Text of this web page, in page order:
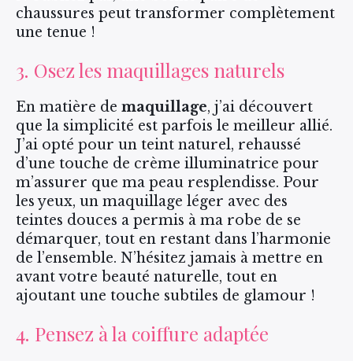
chaussures peut transformer complètement
une tenue !
3. Osez les maquillages naturels
En matière de maquillage, j’ai découvert
que la simplicité est parfois le meilleur allié.
J’ai opté pour un teint naturel, rehaussé
d’une touche de crème illuminatrice pour
m’assurer que ma peau resplendisse. Pour
les yeux, un maquillage léger avec des
teintes douces a permis à ma robe de se
démarquer, tout en restant dans l’harmonie
de l’ensemble. N’hésitez jamais à mettre en
avant votre beauté naturelle, tout en
ajoutant une touche subtiles de glamour !
4. Pensez à la coiffure adaptée